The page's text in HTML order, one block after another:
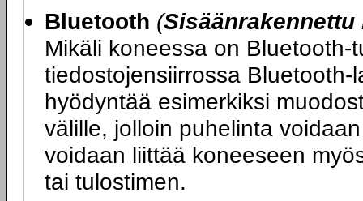
Bluetooth (
Mikäli koneessa on
tiedostojensiirrossa
hyödyntää esimerkiksi
välille, jolloin puhelinta
voidaan liittää koneeseen
tai tulostimen.